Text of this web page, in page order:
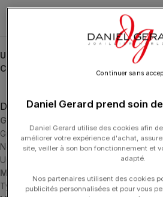
UGS :
Catégories :
HORLOGERIE
Description
Généralités
Gravable: Non
Nom du produit: Florence Automatic
UGS: R48903103
Mouvement
Type de mouvement: Automatic
Daniel Gerard prend soin
Daniel Gerard utilise des cookies afin
améliorer votre expérience d'achat,
site, veiller à son bon fonctionnement et
adapté.
Nos partenaires utilisent des cookies
publicités personnalisées et pour vous
Continuer sans